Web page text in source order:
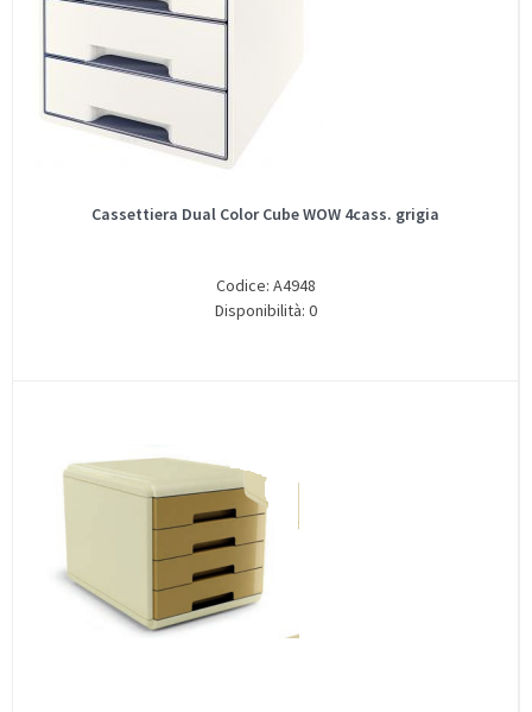
Cassettiera Dual Color Cube WOW 4cass. grigia
Codice: A4948
Disponibilità: 0